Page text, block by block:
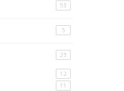
53
5
23
12
11